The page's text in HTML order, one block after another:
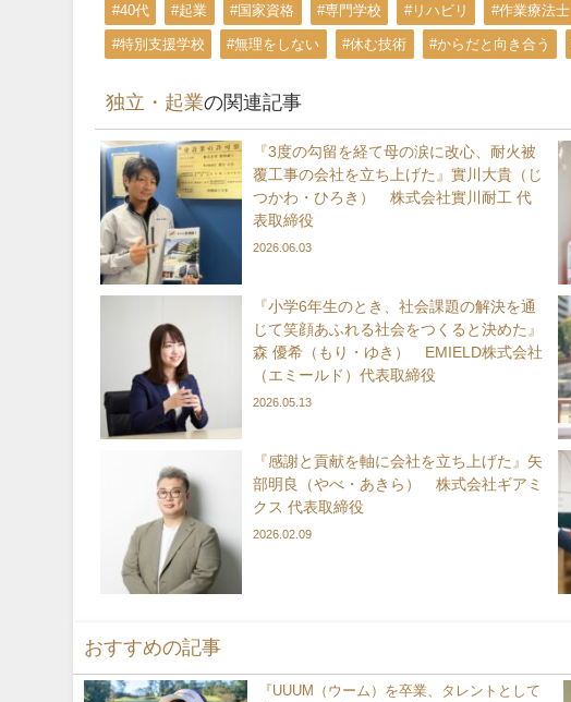
#40代 #起業 #国家資格 #専門学校 #リハビリ #作業療法士
#特別支援学校 #無理をしない #休む技術 #からだと向き合う
独立・起業の関連記事
『3度の勾留を経て母の涙に改心、耐火被
覆工事の会社を立ち上げた』實川大貴（じ
つかわ・ひろき） 株式会社實川耐工 代
表取締役
2026.06.03
『小学6年生のとき、社会課題の解決を通
じて笑顔あふれる社会をつくると決めた』
森 優希（もり・ゆき） EMIELD株式会社
（エミールド）代表取締役
2026.05.13
『感謝と貢献を軸に会社を立ち上げた』矢
部明良（やべ・あきら） 株式会社ギアミ
クス 代表取締役
2026.02.09
おすすめの記事
『UUUM（ウーム）を卒業、タレントとして